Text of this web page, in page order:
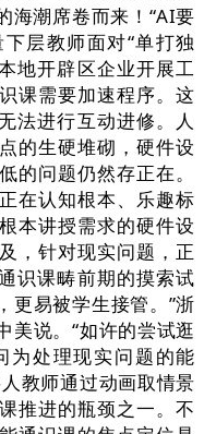
海潮席卷而来！“AI要
层教师面对“单打独
地开辟区企业开展工
课需要加速程序。这
法进行互动进修。人
的生硬堆砌，硬件设
的问题仍然存正在。
在认知根本、乐趣标
本讲授需求的硬件设
，针对现实问题，正
识课畴前期的摸索试
更易被学生接管。”浙
美说。“如许的尝试逛
为处理现实问题的能
教师通过动画取情景
推进的瓶颈之一。不